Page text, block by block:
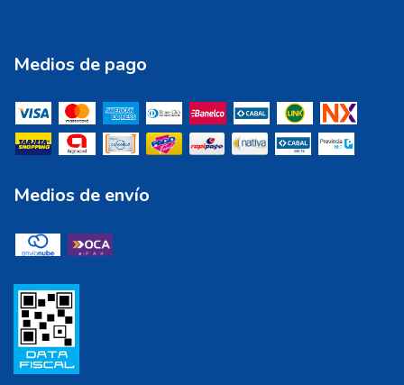
Medios de pago
Medios de envío